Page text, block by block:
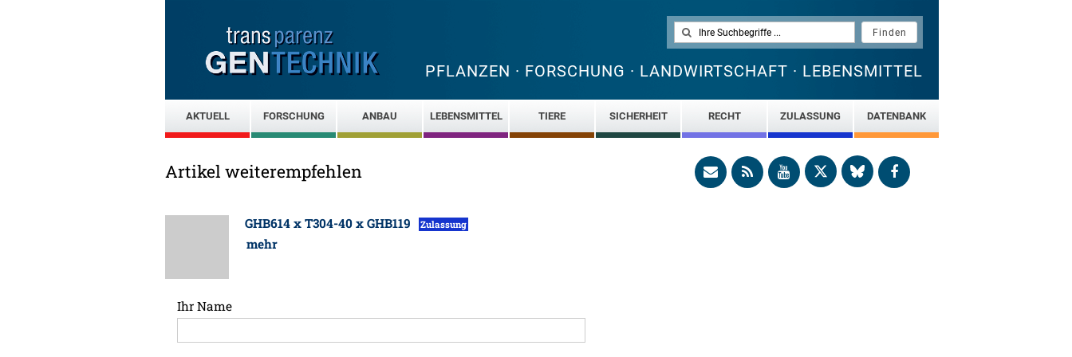
PFLANZEN · FORSCHUNG · LANDWIRTSCHAFT · LEBENSMITTEL
AKTUELL FORSCHUNG ANBAU LEBENSMITTEL TIERE SICHERHEIT RECHT ZULASSUNG DATENBANK
Artikel weiterempfehlen
GHB614 x T304-40 x GHB119 Zulassung
mehr
Ihr Name